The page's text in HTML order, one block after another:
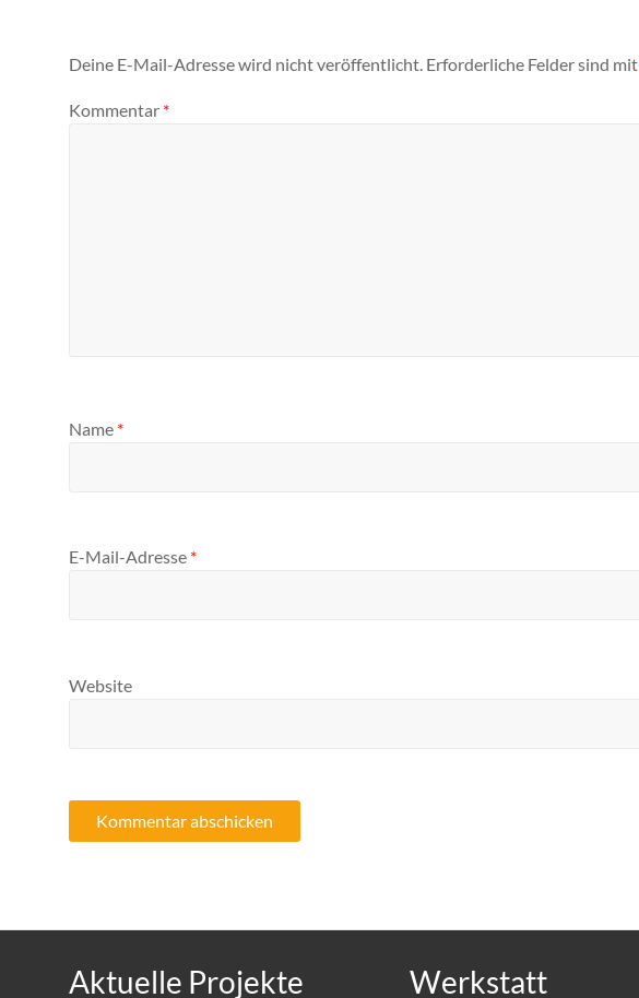
Deine E-Mail-Adresse wird nicht veröffentlicht. Erforderliche Felder sind mit
Kommentar *
Name *
E-Mail-Adresse *
Website
Aktuelle Projekte Werkstatt